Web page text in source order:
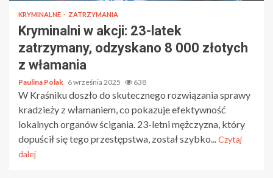
KRYMINALNE ZATRZYMANIA
Kryminalni w akcji: 23-latek
zatrzymany, odzyskano 8 000 złotych
z włamania
Paulina Polak 6 września 2025 638
W Kraśniku doszło do skutecznego rozwiązania sprawy
kradzieży z włamaniem, co pokazuje efektywność
lokalnych organów ścigania. 23-letni mężczyzna, który
dopuścił się tego przestępstwa, został szybko...Czytaj
dalej